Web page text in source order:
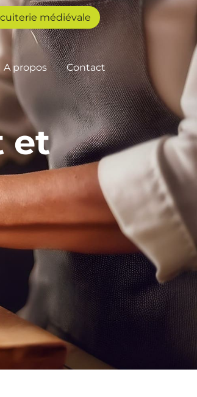
médiévale
A propos Contact
et